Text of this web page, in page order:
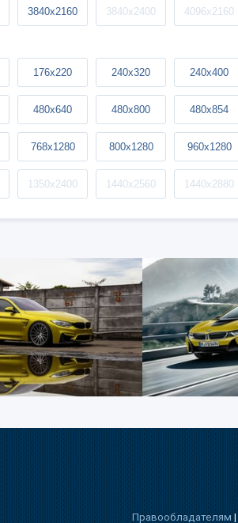
3840x2160 3840x2400 4096x2160
176x220 240x320 240x400
480x640 480x800 480x854
768x1280 800x1280 960x1280
1350x2400 1440x2560 1440x2880
Правообладателям|